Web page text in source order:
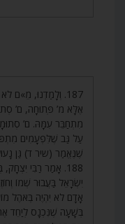
187. וְלָמַדְנוּ,
אֶלָּא מ’ פְּתוּחָה, ם’
מִתְחַבֵּר עִמָּהּ. ם’
עַל גַּב שֶׁלִּפְעָמִים
שֶׁנֶּאֱמַר (שיר ד) גַּן
188. אָמַר רַבִּי
יִשְׂרָאֵל בַּעֲבוּר שְׁמוֹ
אָדָם לֹא יִהְיֶה בְּאֹהֶל
בְּשָׁעָה שֶׁנִּכְנָס לְיַחֵד